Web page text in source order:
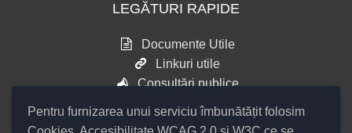
Pentru furnizarea unui serviciu îmbunătățit folosim
LEGĂTURI RAPIDE
Documente Utile
Linkuri utile
Consultări publice